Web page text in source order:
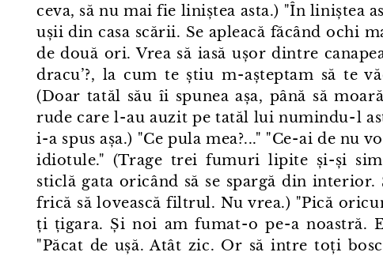
ceva, să nu mai fie liniștea asta.) "În liniștea
ușii din casa scării. Se apleacă făcând ochi
de două ori. Vrea să iasă ușor dintre
dracu’?, la cum te știu m⁠-⁠așteptam să te
(Doar tatăl său îi spunea așa, până să
rude care l⁠-⁠au auzit pe tatăl lui numindu⁠-⁠l
i⁠-⁠a spus așa.) "Ce pula mea?..." "Ce⁠-⁠ai de nu
idiotule." (Trage trei fumuri lipite și-și
sticlă gata oricând să se spargă din
frică să lovească filtrul. Nu vrea.) "Pică
ți țigara. Și noi am fumat⁠-⁠o pe⁠-⁠a noastră.
"Păcat de ușă. Atât zic. Or să intre toți